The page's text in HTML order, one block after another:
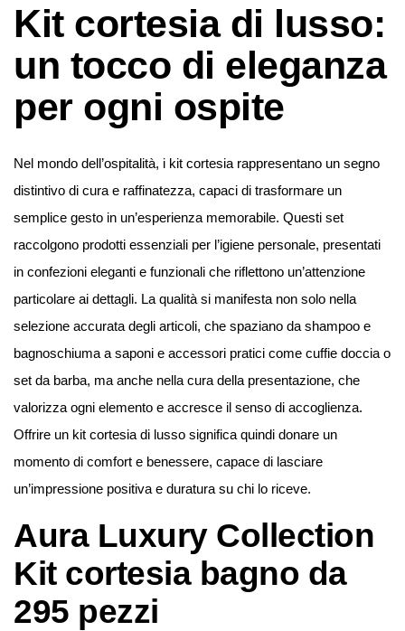
Kit cortesia di lusso:
un tocco di eleganza
per ogni ospite
Nel mondo dell’ospitalità, i kit cortesia rappresentano un segno
distintivo di cura e raffinatezza, capaci di trasformare un
semplice gesto in un’esperienza memorabile. Questi set
raccolgono prodotti essenziali per l’igiene personale, presentati
in confezioni eleganti e funzionali che riflettono un’attenzione
particolare ai dettagli. La qualità si manifesta non solo nella
selezione accurata degli articoli, che spaziano da shampoo e
bagnoschiuma a saponi e accessori pratici come cuffie doccia o
set da barba, ma anche nella cura della presentazione, che
valorizza ogni elemento e accresce il senso di accoglienza.
Offrire un kit cortesia di lusso significa quindi donare un
momento di comfort e benessere, capace di lasciare
un’impressione positiva e duratura su chi lo riceve.
Aura Luxury Collection
Kit cortesia bagno da
295 pezzi